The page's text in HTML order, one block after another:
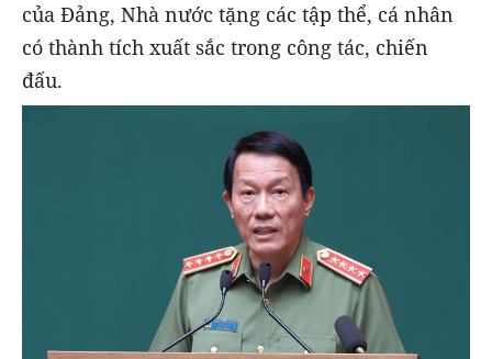
của Đảng, Nhà nước tặng các tập thể, cá nhân
có thành tích xuất sắc trong công tác, chiến
đấu.